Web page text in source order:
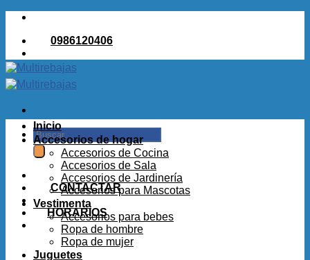
Saltar
contenido0986120406
Buscar
por:
CONTACTAR
HORARIOS
Inicio
Accesorios de hogar
Accesorios de Cocina
Accesorios de Sala
Accesorios de Jardinería
Accesorios para Mascotas
Vestimenta
Accesorios para bebes
Ropa de hombre
Ropa de mujer
Juguetes